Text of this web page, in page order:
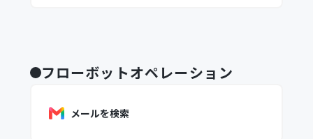
フローボットオペレーション
メールを検索